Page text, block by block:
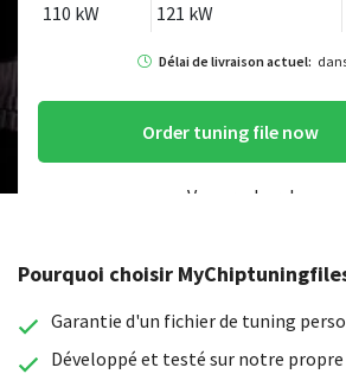
110 kW
121 kW
Délai de livraison actuel:
Order tuning file now
Vous recherchez
Pourquoi choisir
Garantie d'un fichier de tuning
Développé et testé sur notre propre